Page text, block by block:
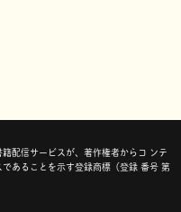
配信サービスが、著作権者からコ ンテ
あることを示す登録商標（登録 番号 第